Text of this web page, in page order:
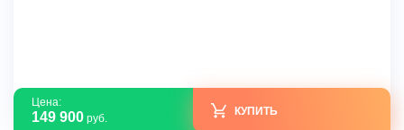
Цена:
149 900 руб.
КУПИТЬ